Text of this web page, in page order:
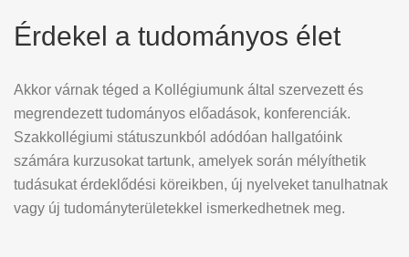
Érdekel a tudományos élet
Akkor várnak téged a Kollégiumunk által szervezett és
megrendezett tudományos előadások, konferenciák.
Szakkollégiumi státuszunkból adódóan hallgatóink
számára kurzusokat tartunk, amelyek során mélyíthetik
tudásukat érdeklődési köreikben, új nyelveket tanulhatnak
vagy új tudományterületekkel ismerkedhetnek meg.